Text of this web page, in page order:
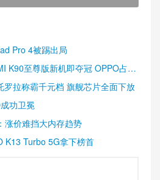
Pro 4被踢出局
K90至尊版新机即夺冠 OPPO占据
罗拉称霸千元档 旗舰芯片全面下放
功卫冕
涨价难挡大内存趋势
K13 Turbo 5G拿下榜首